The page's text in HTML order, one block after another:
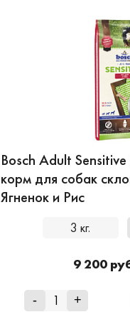
Bosch Adult
корм для собак
Ягненок и Рис
3 кг.
9 200
- +